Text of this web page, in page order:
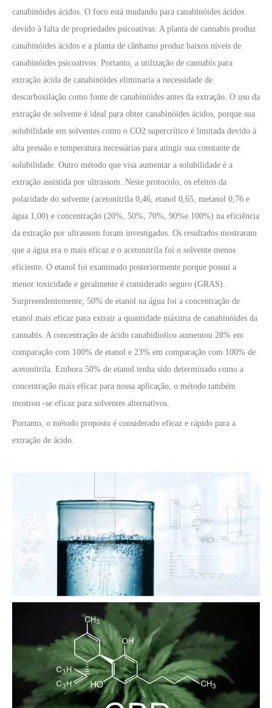
canabinóides ácidos. O foco está mudando para canabinóides ácidos
devido à falta de propriedades psicoativas. A planta de cannabis produz
canabinóides ácidos e a planta de cânhamo produz baixos níveis de
canabinóides psicoativos. Portanto, a utilização de cannabis para
extração ácida de canabinóides eliminaria a necessidade de
descarboxilação como fonte de canabinóides antes da extração. O uso da
extração de solvente é ideal para obter canabinóides ácidos, porque sua
solubilidade em solventes como o CO2 supercrítico é limitada devido à
alta pressão e temperatura necessárias para atingir sua constante de
solubilidade. Outro método que visa aumentar a solubilidade é a
extração assistida por ultrassom. Neste protocolo, os efeitos da
polaridade do solvente (acetonitrila 0,46, etanol 0,65, metanol 0,76 e
água 1,00) e concentração (20%, 50%, 70%, 90%e 100%) na eficiência
da extração por ultrassom foram investigados. Os resultados mostraram
que a água era o mais eficaz e o acetonitrila foi o solvente menos
eficiente. O etanol foi examinado posteriormente porque possui a
menor toxicidade e geralmente é considerado seguro (GRAS).
Surpreendentemente, 50% de etanol na água foi a concentração de
etanol mais eficaz para extrair a quantidade máxima de canabinóides da
cannabis. A concentração de ácido canabidiolico aumentou 28% em
comparação com 100% de etanol e 23% em comparação com 100% de
acetonitrila. Embora 50% de etanol tenha sido determinado como a
concentração mais eficaz para nossa aplicação, o método também
mostrou -se eficaz para solventes alternativos.
Portanto, o método proposto é considerado eficaz e rápido para a
extração de ácido.